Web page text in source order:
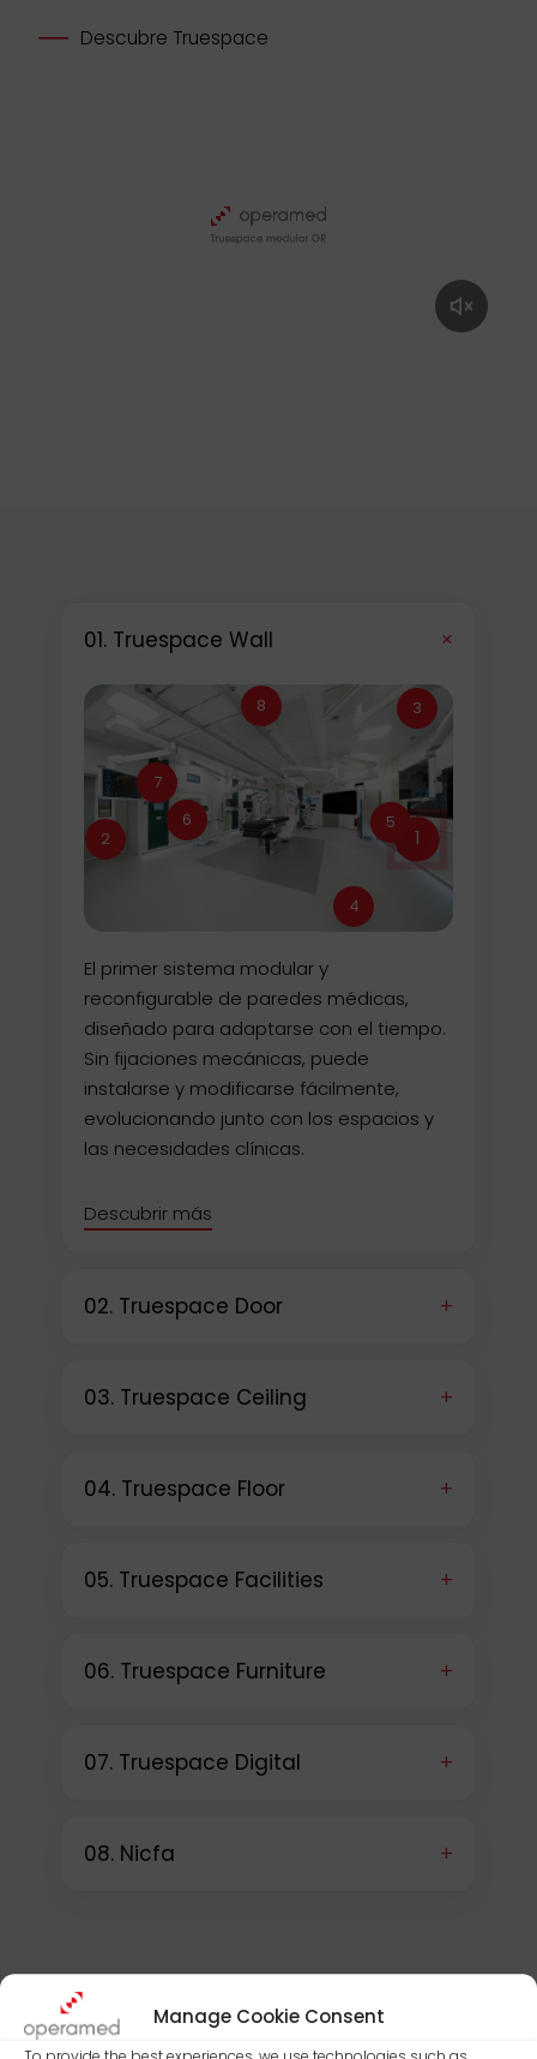
Manage Cookie Consent
Descubre Truespace
01. Truespace Wall +
1
2
3
4
5
6
7
8
El primer sistema modular y
reconfigurable de paredes médicas,
diseñado para adaptarse con el tiempo.
Sin fijaciones mecánicas, puede
instalarse y modificarse fácilmente,
evolucionando junto con los espacios y
las necesidades clínicas.
Descubrir más
02. Truespace Door +
03. Truespace Ceiling +
04. Truespace Floor +
05. Truespace Facilities +
06. Truespace Furniture +
07. Truespace Digital +
08. Nicfa +